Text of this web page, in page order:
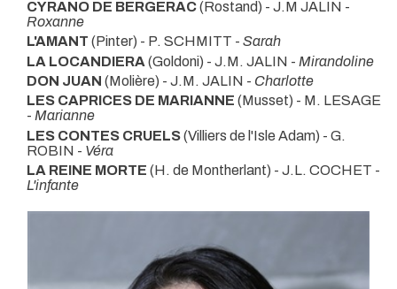
CYRANO DE BERGERAC(Rostand) - J.M JALIN -
Roxanne
L'AMANT (Pinter) - P. SCHMITT - Sarah
LA LOCANDIERA (Goldoni) - J.M. JALIN - Mirandoline
DON JUAN (Molière) - J.M. JALIN - Charlotte
LES CAPRICES DE MARIANNE (Musset) - M. LESAGE
- Marianne
LES CONTES CRUELS(Villiers de l'Isle Adam) - G.
ROBIN - Véra
LA REINE MORTE (H. de Montherlant) - J.L. COCHET -
L'infante